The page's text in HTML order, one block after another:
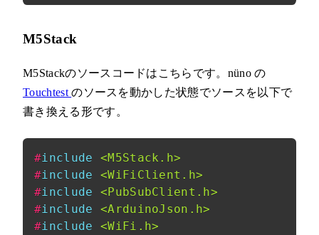
M5Stack
M5Stackのソースコードはこちらです。nüno の
Touchtestのソースを動かした状態でソースを以下で
書き換える形です。
#include
<M5Stack.h>
#include
<WiFiClient.h>
#include
<PubSubClient.h>
#include
<ArduinoJson.h>
#include <WiFi.h>